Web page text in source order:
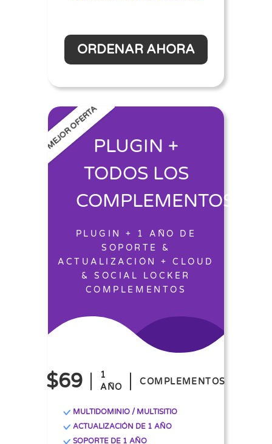
ORDENAR AHORA
MEJOR OFERTAPLUGIN +
TODOS LOS
COMPLEMENTOS
PLUGIN + 1 AÑO DE
SOPORTE &
ACTUALIZACIÓN + CLOUD
& SOCIAL LOCKER
COMPLEMENTOS
$69
1
AÑO
COMPLEMENTOS
MULTIDOMINIO / MULTISITIO
ACTUALIZACIÓN DE 1 AÑO
SOPORTE DE 1 AÑO